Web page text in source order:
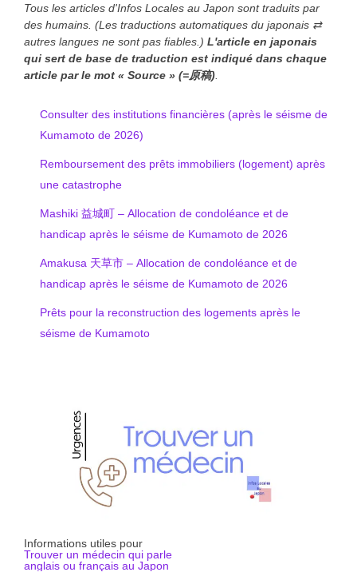
Tous les articles d'Infos Locales au Japon sont traduits par
des humains. (Les traductions automatiques du japonais ⇄
autres langues ne sont pas fiables.) L'article en japonais
qui sert de base de traduction est indiqué dans chaque
article par le mot « Source » (=原稿)
Consulter des institutions financières (après le séisme de
Kumamoto de 2026)
Remboursement des prêts immobiliers (logement) après
une catastrophe
Mashiki 益城町 – Allocation de condoléance et de
handicap après le séisme de Kumamoto de 2026
Amakusa 天草市 – Allocation de condoléance et de
handicap après le séisme de Kumamoto de 2026
Prêts pour la reconstruction des logements après le
séisme de Kumamoto
Informations utiles pour
Trouver un médecin qui parle
anglais ou français au Japon